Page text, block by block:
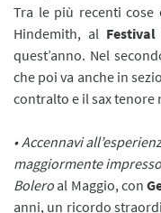
Tra le più recenti cose
Hindemith, al
quest’anno. Nel
che poi va anche in
contralto e il sax tenore
• Accennavi
maggiormente
Bolero al Maggio, con
anni, un ricordo